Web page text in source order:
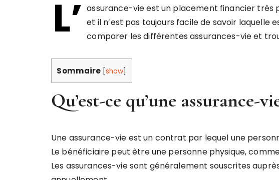
L’ assurance-vie est un placement financier très
et il n’est pas toujours facile de savoir laquelle
comparer les différentes assurances-vie et
Sommaire [show]
Qu’est-ce qu’une assurance-
Une assurance-vie est un contrat par lequel une
Le bénéficiaire peut être une personne physique,
Les assurances-vie sont généralement souscrites